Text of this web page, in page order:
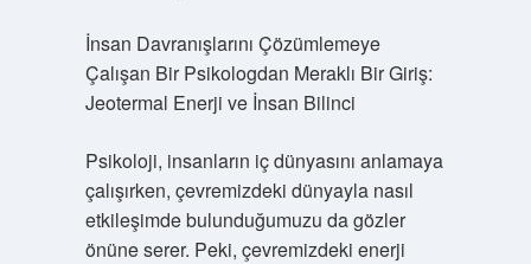
İnsan Davranışlarını Çözümlemeye
Çalışan Bir Psikologdan Meraklı Bir Giriş:
Jeotermal Enerji ve İnsan Bilinci
Psikoloji, insanların iç dünyasını anlamaya
çalışırken, çevremizdeki dünyayla nasıl
etkileşimde bulunduğumuzu da gözler
önüne serer. Peki, çevremizdeki enerji